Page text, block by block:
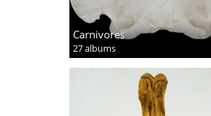
Carnivores
27 albums